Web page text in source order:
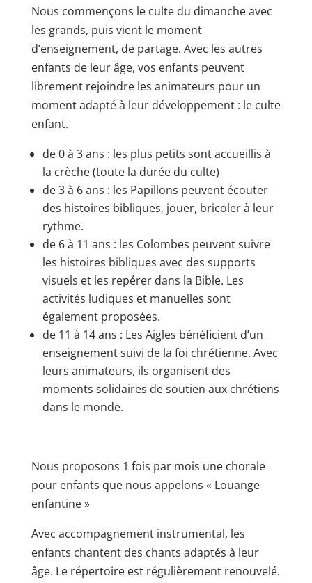
Nous commençons le culte du dimanche avec
les grands, puis vient le moment
d’enseignement, de partage. Avec les autres
enfants de leur âge, vos enfants peuvent
librement rejoindre les animateurs pour un
moment adapté à leur développement : le culte
enfant.
de 0 à 3 ans : les plus petits sont accueillis à
la crèche (toute la durée du culte)
de 3 à 6 ans : les Papillons peuvent écouter
des histoires bibliques, jouer, bricoler à leur
rythme.
de 6 à 11 ans : les Colombes peuvent suivre
les histoires bibliques avec des supports
visuels et les repérer dans la Bible. Les
activités ludiques et manuelles sont
également proposées.
de 11 à 14 ans : Les Aigles bénéficient d’un
enseignement suivi de la foi chrétienne. Avec
leurs animateurs, ils organisent des
moments solidaires de soutien aux chrétiens
dans le monde.
Nous proposons 1 fois par mois une chorale
pour enfants que nous appelons « Louange
enfantine »
Avec accompagnement instrumental, les
enfants chantent des chants adaptés à leur
âge. Le répertoire est régulièrement renouvelé.